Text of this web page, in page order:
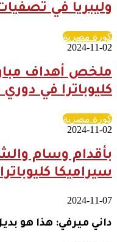
وليبريا في
كورة مصرية
2024-11-02
ملخص أهداف
كليوباترا في دوري
كورة مصرية
2024-11-02
بأقدام وسام
سيراميكا
2024-11-07
داني ميرفي: هذا هو